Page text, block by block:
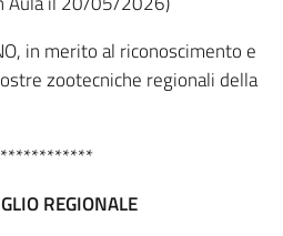
in merito al riconoscimento e
zootecniche regionali della
REGIONALE